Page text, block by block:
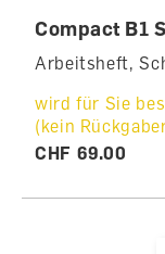
Compact B1
Arbeitsheft,
wird für Sie
(kein
CHF 69.00